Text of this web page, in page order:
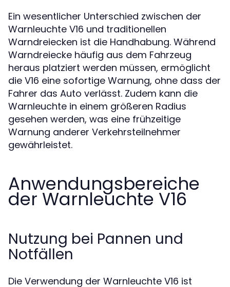
Ein wesentlicher Unterschied zwischen der
Warnleuchte V16 und traditionellen
Warndreiecken ist die Handhabung. Während
Warndreiecke häufig aus dem Fahrzeug
heraus platziert werden müssen, ermöglicht
die V16 eine sofortige Warnung, ohne dass der
Fahrer das Auto verlässt. Zudem kann die
Warnleuchte in einem größeren Radius
gesehen werden, was eine frühzeitige
Warnung anderer Verkehrsteilnehmer
gewährleistet.
Anwendungsbereiche
der Warnleuchte V16
Nutzung bei Pannen und
Notfällen
Die Verwendung der Warnleuchte V16 ist